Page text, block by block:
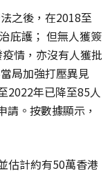
之後，在2018至
庇護； 但無人獲簽
情，亦沒有人獲批
局加強打壓異見
2022年已降至85人
。按數據顯示，
估計約有50萬香港